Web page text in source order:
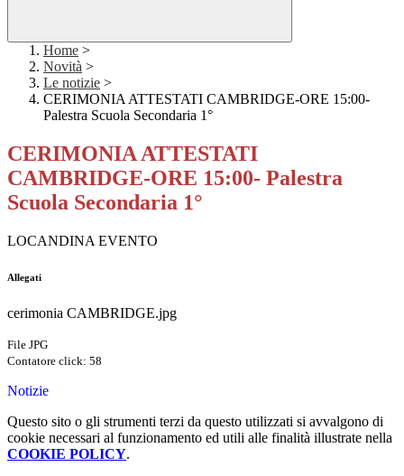
Home >
Novità >
Le notizie >
CERIMONIA ATTESTATI CAMBRIDGE-ORE 15:00-
Palestra Scuola Secondaria 1°
CERIMONIA ATTESTATI
CAMBRIDGE-ORE 15:00- Palestra
Scuola Secondaria 1°
LOCANDINA EVENTO
Allegati
cerimonia CAMBRIDGE.jpg
File JPG
Contatore click: 58
Notizie
Questo sito o gli strumenti terzi da questo utilizzati si avvalgono di
cookie necessari al funzionamento ed utili alle finalità illustrate nella
COOKIE POLICY.